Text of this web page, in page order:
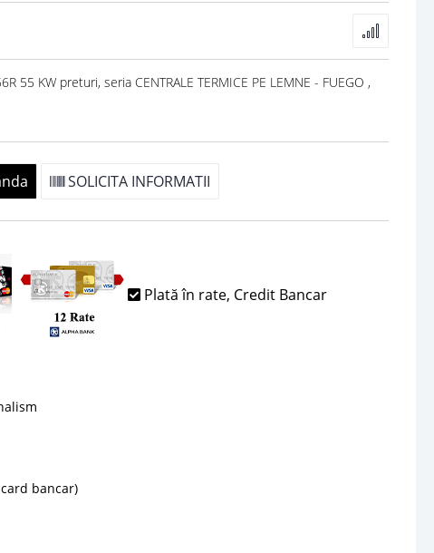
55 KW preturi, seria CENTRALE TERMICE PE LEMNE - FUEGO ,
SOLICITA INFORMATII
Plată în rate, Credit Bancar
bancar)